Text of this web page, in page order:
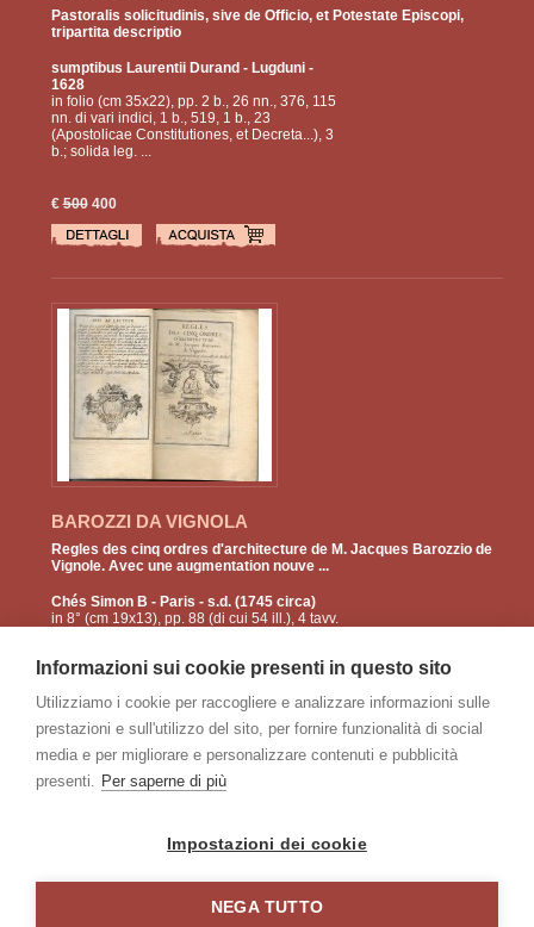
1590 - Otranto 1649, teologo e canonista, consultore
della Congregazione dell'indice)
Pastoralis solicitudinis, sive de Officio, et Potestate Episcopi,
tripartita descriptio
sumptibus Laurentii Durand - Lugduni -
1628
in folio (cm 35x22), pp. 2 b., 26 nn., 376, 115
nn. di vari indici, 1 b., 519, 1 b., 23
(Apostolicae Constitutiones, et Decreta...), 3
b.; solida leg. ...
€500400
BAROZZI DA VIGNOLA
Regles des cinq ordres d'architecture de M. Jacques Barozzio de
Vignole. Avec une augmentation nouve ...
Chés Simon B - Paris - s.d. (1745 circa)
in 8° (cm 19x13), pp. 88 (di cui 54 ill.), 4 tavv.
incorniciato ...
€300240
pagine: < 2 3 4 5 6
Informazioni sui cookie presenti in questo sito
Utilizziamo i cookie per raccogliere e analizzare informazioni sulle
prestazioni e sull'utilizzo del sito, per fornire funzionalità di social
media e per migliorare e personalizzare contenuti e pubblicità
presenti. Per saperne di più
Impostazioni dei cookie
NEGA TUTTO